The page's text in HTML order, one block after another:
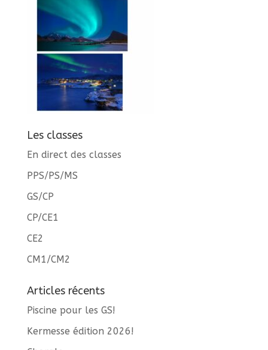
Les classes
En direct des classes
PPS/PS/MS
GS/CP
CP/CE1
CE2
CM1/CM2
Articles récents
Piscine pour les GS!
Kermesse édition 2026!